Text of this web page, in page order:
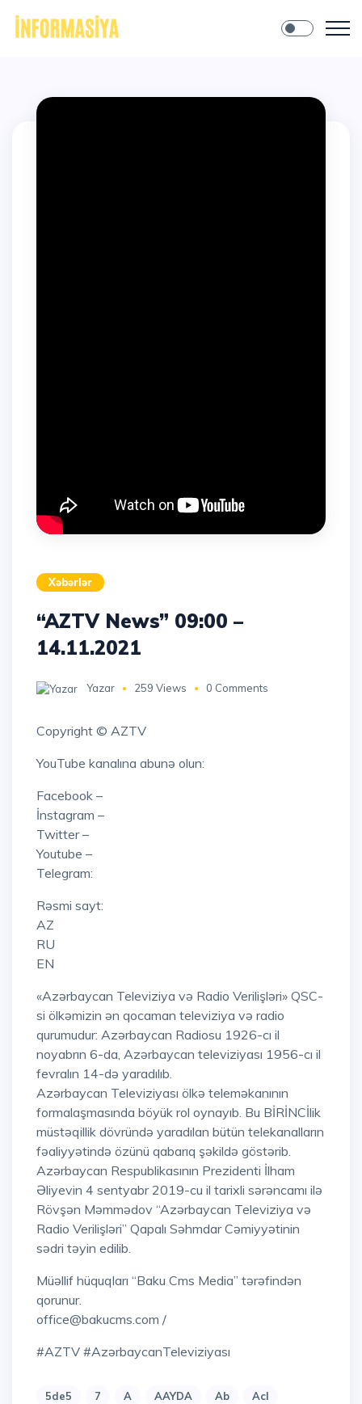
Xəbərlər
“AZTV News” 09:00 –
14.11.2021
Yazar 259 Views 0 Comments
Copyright © AZTV
YouTube kanalına abunə olun:
Facebook –
İnstagram –
Twitter –
Youtube –
Telegram:
Rəsmi sayt:
AZ
RU
EN
«Azərbaycan Televiziya və Radio Verilişləri» QSC-
si ölkəmizin ən qocaman televiziya və radio
qurumudur: Azərbaycan Radiosu 1926-cı il
noyabrın 6-da, Azərbaycan televiziyası 1956-cı il
fevralın 14-də yaradılıb.
Azərbaycan Televiziyası ölkə teleməkanının
formalaşmasında böyük rol oynayıb. Bu BİRİNCİlik
müstəqillik dövründə yaradılan bütün telekanalların
fəaliyyətində özünü qabarıq şəkildə göstərib.
Azərbaycan Respublikasının Prezidenti İlham
Əliyevin 4 sentyabr 2019-cu il tarixli sərəncamı ilə
Rövşən Məmmədov “Azərbaycan Televiziya və
Radio Verilişləri” Qapalı Səhmdar Cəmiyyətinin
sədri təyin edilib.
Müəllif hüquqları “Baku Cms Media” tərəfindən
qorunur.
office@bakucms.com /
#AZTV #AzərbaycanTeleviziyası
5de5 7 A AAYDA Ab
Acl